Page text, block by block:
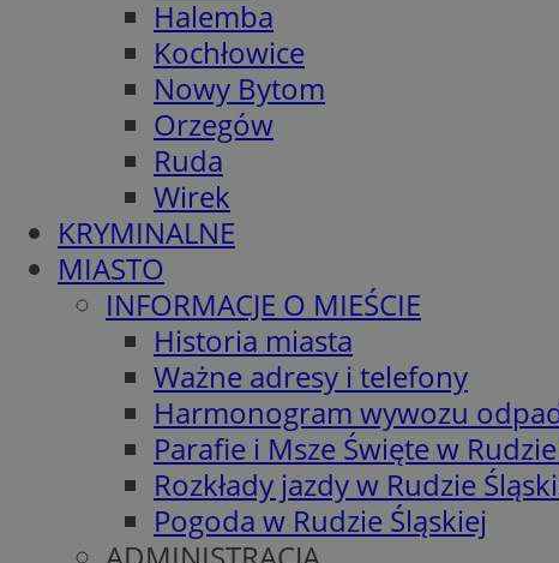
Halemba
Kochłowice
Nowy Bytom
Orzegów
Ruda
Wirek
KRYMINALNE
MIASTO
INFORMACJE O MIEŚCIE
Historia miasta
Ważne adresy i telefony
Harmonogram wywozu
Parafie i Msze Święte w
Rozkłady jazdy w Rudzie
Pogoda w Rudzie Śląskiej